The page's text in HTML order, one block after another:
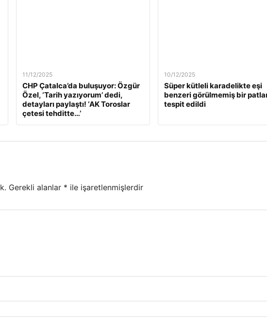
11/12/2025
CHP Çatalca’da buluşuyor: Özgür
Özel, ‘Tarih yazıyorum’ dedi,
detayları paylaştı! ‘AK Toroslar
çetesi tehditte…’
10/12/2025
Süper kütleli karadelikte eşi
benzeri görülmemiş bir
tespit edildi
Gerekli alanlar * ile işaretlenmişlerdir